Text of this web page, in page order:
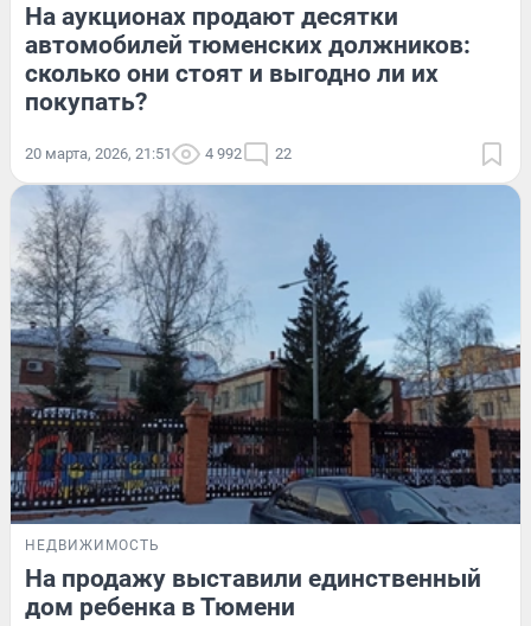
На аукционах продают десятки
автомобилей тюменских должников:
сколько они стоят и выгодно ли их
покупать?
20 марта, 2026, 21:51 4 992 22
НЕДВИЖИМОСТЬ
На продажу выставили единственный
дом ребенка в Тюмени